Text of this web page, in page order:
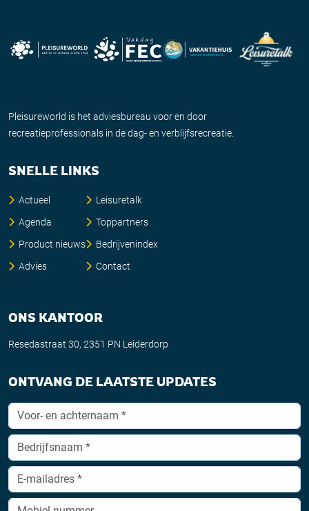
Pleisureworld is het adviesbureau voor en door
recreatieprofessionals in de dag- en verblijfsrecreatie.
SNELLE LINKS
Actueel
Agenda
Product nieuws
Advies
Leisuretalk
Toppartners
Bedrijvenindex
Contact
ONS KANTOOR
Resedastraat 30, 2351 PN Leiderdorp
ONTVANG DE LAATSTE UPDATES